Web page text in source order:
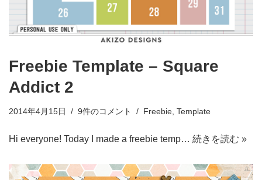
Freebie Template – Square
Addict 2
2014年4月15日 9件のコメント Freebie Template
Hi everyone! Today I made a freebie temp… 続きを読む »